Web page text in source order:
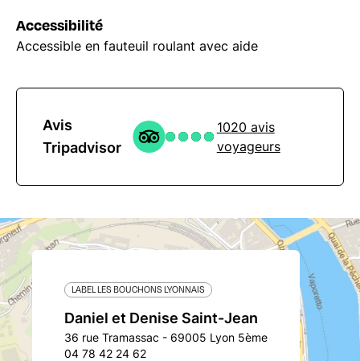
Accessibilité
Accessible en fauteuil roulant avec aide
Avis
Tripadvisor
1020 avis
voyageurs
LABEL LES BOUCHONS LYONNAIS
Daniel et Denise Saint-Jean
36 rue Tramassac - 69005 Lyon 5ème
04 78 42 24 62